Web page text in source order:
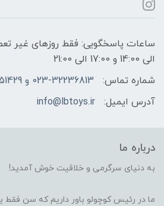
الی 14:00 و 17:00 الی 21:00
شماره تماس:
023-32236813 و 09198551429
آدرس ایمیل:
info@lbtoys.ir
درباره ما
به دنیای سرگرمی و خلاقیت خوش آمدید!
ما در رئیس کوچولو باور داریم که سن